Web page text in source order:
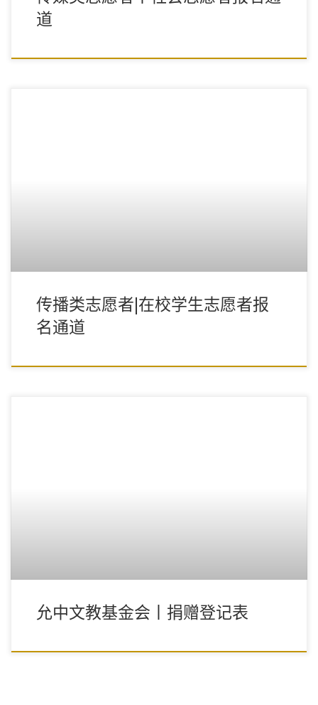
道
传播类志愿者|在校学生志愿者报
名通道
允中文教基金会丨捐赠登记表